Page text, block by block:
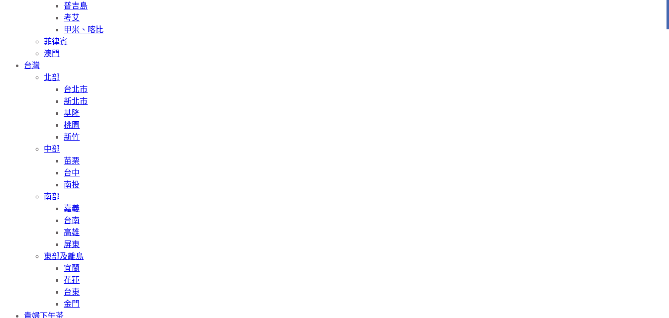
普吉島
考艾
甲米、喀比
菲律賓
澳門
台灣
北部
台北市
新北市
基隆
桃園
新竹
中部
苗栗
台中
南投
南部
嘉義
台南
高雄
屏東
東部及離島
宜蘭
花蓮
台東
金門
貴婦下午茶